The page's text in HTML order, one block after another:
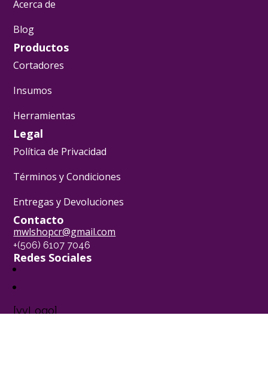
Acerca de
Blog
Productos
Cortadores
Insumos
Herramientas
Legal
Política de Privacidad
Términos y Condiciones
Entregas y Devoluciones
Contacto
mwlshopcr@gmail.com
+(506) 6107 7046
Redes Sociales
[yvLogo]